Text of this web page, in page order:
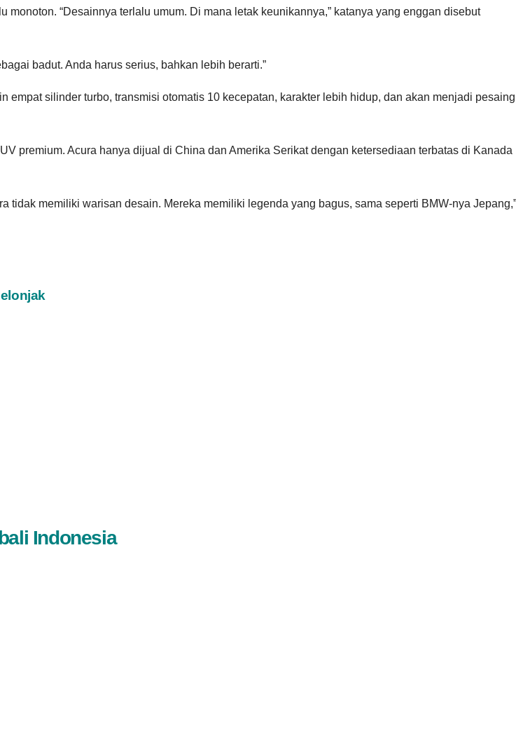
“Desainnya terlalu umum. Di mana letak keunikannya,” katanya yang enggan disebut
badut. Anda harus serius, bahkan lebih berarti.”
silinder turbo, transmisi otomatis 10 kecepatan, karakter lebih hidup, dan akan menjadi pesaing
premium. Acura hanya dijual di China dan Amerika Serikat dengan ketersediaan terbatas di Kanada
memiliki warisan desain. Mereka memiliki legenda yang bagus, sama seperti BMW-nya Jepang,”
Indonesia